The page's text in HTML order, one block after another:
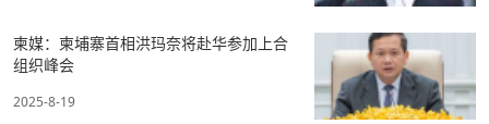
柬媒：柬埔寨首相洪玛奈将赴华参加上合
组织峰会
2025-8-19